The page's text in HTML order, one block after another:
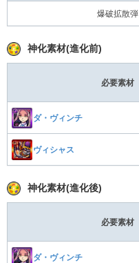
爆破拡散弾
神化素材(進化前)
必要素材
ダ・ヴィンチ
ヴィシャス
神化素材(進化後)
必要素材
ダ・ヴィンチ